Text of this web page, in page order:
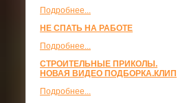
Подробнее...
НЕ СПАТЬ НА РАБОТЕ
Подробнее...
СТРОИТЕЛЬНЫЕ ПРИКОЛЫ.
НОВАЯ ВИДЕО ПОДБОРКА.КЛИП
Подробнее...